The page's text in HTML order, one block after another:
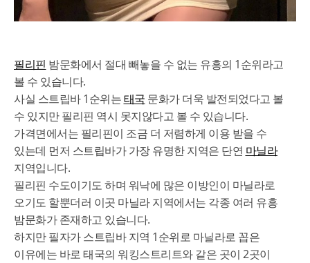
필리핀 밤문화에서 절대 빼놓을 수 없는 유흥의 1순위라고
볼 수 있습니다.
사실 스트립바 1순위는태국 문화가 더욱 발전되었다고 볼
수 있지만 필리핀 역시 못지않다고 볼 수 있습니다.
가격면에서는 필리핀이 조금 더 저렴하게 이용 받을 수
있는데 먼저 스트립바가 가장 유명한 지역은 단연 마닐라
지역입니다.
필리핀 수도이기도 하며 워낙에 많은 이방인이 마닐라로
오기도 할뿐더러 이곳 마닐라 지역에서는 각종 여러 유흥
밤문화가 존재하고 있습니다.
하지만 필자가 스트립바 지역 1순위로 마닐라로 꼽은
이유에는 바로 태국의 워킹스트리트와 같은 곳이 2곳이